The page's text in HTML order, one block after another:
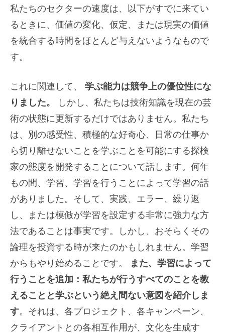
私たちのセクターの速度は、以下がすでに来てい
るときに、価値の変化、仮定、または現実の価値
を統合する時間をほとんど与えないようなもので
す。
これに関連して、 学ぶ能力は競争上の優位性にな
りました。
しかし、私たちは技術知識を現在の芸
術の状態に更新するだけではありません。私たち
は、別の感受性、積極的な好奇心、日常の仕事か
ら切り離せないことを学ぶことを可能にする探検
家の態度を開発することについて話します。何年
もの間、学習、学習を行うことによって学習の話
がありました。そして、実践、エラー、繰り返
し、または模倣が学習を設定する非常に強力な方
法であることは事実です。しかし、おそらくその
論理を投資する時が来たのかもしれません。学習
からもやり始めることです。
また、学習によって
行うことを追加：私たちが行うすべてのことを教
えることと学ぶという絶え間ない意図を紹介しま
す。それは、各プロジェクト、各キャンペーン、
クライアントとの各相互作用が、文化を生成す